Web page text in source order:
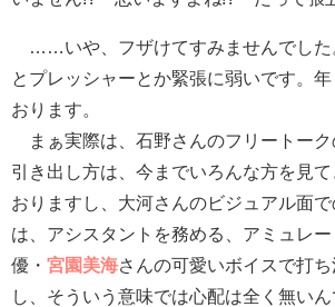
……いや、フザけてすみませんでした
とプレッシャーとか緊張に弱いです。
おります。
まぁ実際は、石野さんのフリートーク
引き出し方は、今までいろんな方を見
おりますし、大河さんのビジュアル面
は、アシスタントを務める、アミュレ
優・ 宮園美海さんの可愛いボイスで打
し、そういう意味では心配は全く無いん